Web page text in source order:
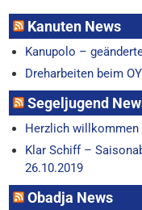
Kanuten News
Kanupolo –
Dreharbeiten beim
Segeljugend
Herzlich willkommen
Klar Schiff –
26.10.2019
Obadja News